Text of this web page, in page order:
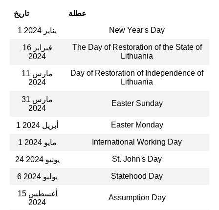
تاريخ عطلة
1 يناير 2024 New Year's Day
16 فبراير
2024
The Day of Restoration of the State of
Lithuania
11 مارس
2024
Day of Restoration of Independence of
Lithuania
31 مارس
2024
Easter Sunday
1 أبريل 2024 Easter Monday
1 مايو 2024 International Working Day
24 يونيو 2024 St. John's Day
6 يوليو 2024 Statehood Day
15 أغسطس
2024
Assumption Day